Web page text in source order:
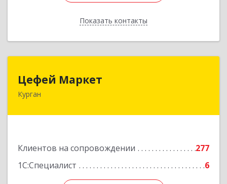
Показать контакты
Назад
Цефей Маркет
Курган
Клиентов на сопровождении
277
1С:Специалист
6
640002, Курганская обл, Курган г, М.Горького